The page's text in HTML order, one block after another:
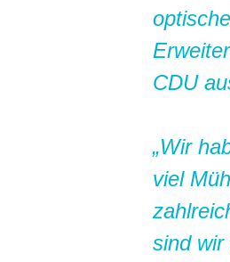
CDU
Wir
viel
sind wir